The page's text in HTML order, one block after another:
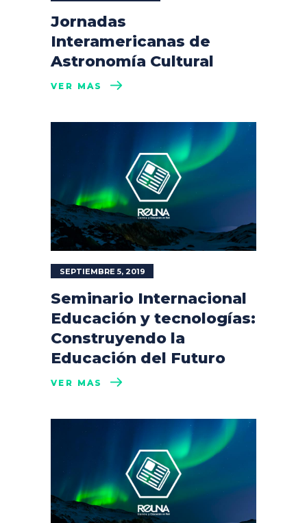
Jornadas
Interamericanas de
Astronomía Cultural
VER MÁS
SEPTIEMBRE 5, 2019
Seminario Internacional
Educación y tecnologías:
Construyendo la
Educación del Futuro
VER MÁS